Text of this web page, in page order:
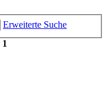
Erweiterte Suche
1